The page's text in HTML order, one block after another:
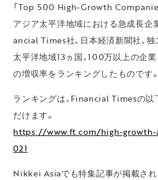
「Top 500 High-Growth
アジア太平洋地域における急成長企
ancial Times社、日本経済新聞社、
太平洋地域13ヵ国、100万以上の企
の増収率をランキングしたものです。
ランキングは、Financial Timesの以
だけます。
https://www.ft.com/high-growth-
021
Nikkei Asiaでも特集記事が掲載され